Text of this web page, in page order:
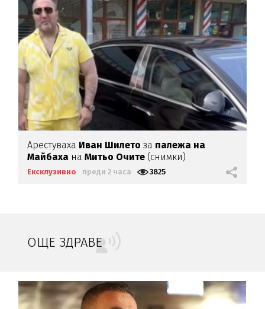
Арестуваха Иван Шилетоза палежа на
Майбаха наМитьо Очите (снимки)
Ексклузивно преди 2 часа 3825
ОЩЕ ЗДРАВЕ